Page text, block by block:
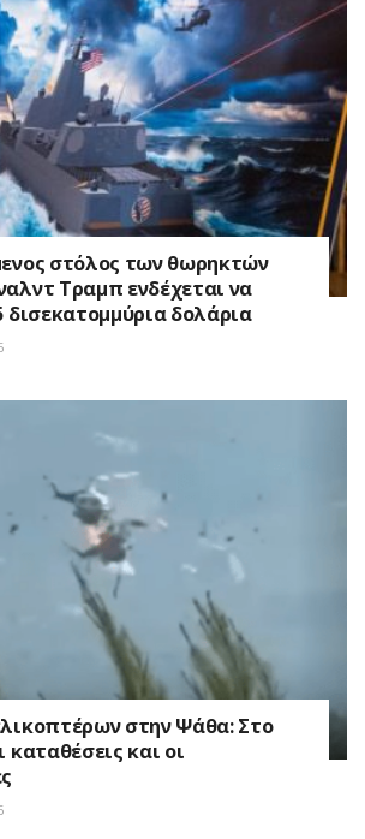
στόλος των θωρηκτών
Τραμπ ενδέχεται να
δισεκατομμύρια δολάρια
στην Ψάθα: Στο
καταθέσεις και οι